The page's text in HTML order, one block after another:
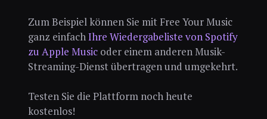
Zum Beispiel können Sie mit Free Your Music
ganz einfachIhre Wiedergabeliste von Spotify
zu Apple Musicoder einem anderen Musik-
Streaming-Dienst übertragen und umgekehrt.
Testen Sie die Plattform noch heute
kostenlos!